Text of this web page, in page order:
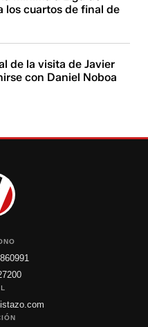
los cuartos de final de
de la visita de Javier
con Daniel Noboa